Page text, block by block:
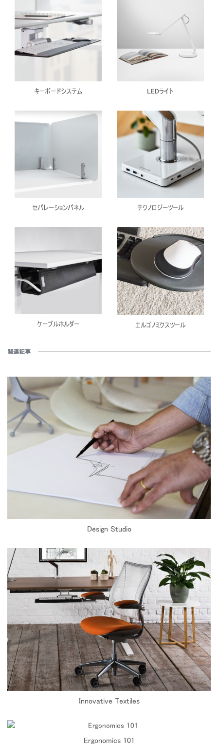
キーボードシステム LEDライト
セパレーションパネル テクノロジーツール
ケーブルホルダー エルゴノミクスツール
関連記事
Design Studio
Innovative Textiles
Ergonomics 101